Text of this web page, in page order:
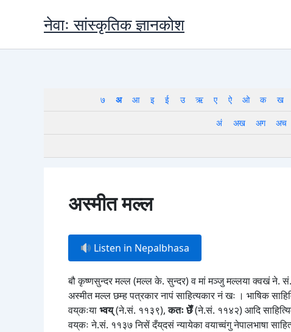
नेवाः सांस्कृतिक ज्ञानकोश
७ अ आ इ ई उ ऋ ए ऐ ओ क ख
अं
अख अग अच
अस्मीत मल्ल
Listen in Nepalbhasa
बौ कृष्णसुन्दर मल्ल (मल्ल के. सुन्दर) व मां मञ्जु मल्लया क्वखं ने.
अस्मीत मल्ल छम्ह पत्रकार नापं साहित्यकार नं खः । भाषिक
वय्‌कःयाभ्वय्(ने.सं. ११३९),कतः छेँ(ने.सं. ११४२) आदि
वय्‌कः ने.सं. ११३७ निसें दँय्‌दसं न्यायेका वयाच्वंगु नेपालभाषा